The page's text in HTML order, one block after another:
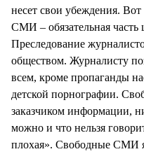
несет свои убеждения.
СМИ – обязательная часть
Преследование
обществом. Журналисту
всем, кроме пропаганды
детской порнографии.
заказчиком информации,
можно и что нельзя
плохая». Свободные СМИ